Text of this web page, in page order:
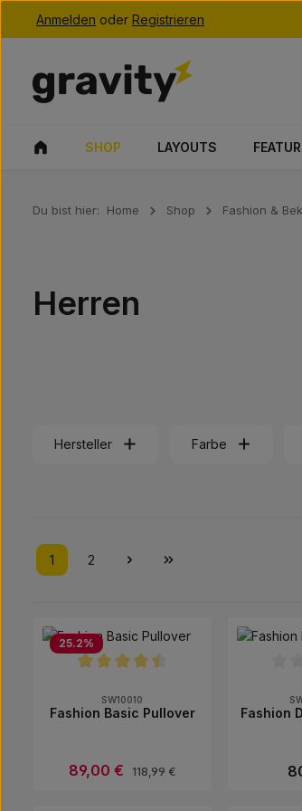
Hauptinhalt springen
Zur Suche springen
Zur Hauptnavigation springen
Anmelden oder Registrieren
SHOP LAYOUTS
Du bist hier: Home Shop Fashion &
Herren
Hersteller Farbe
Seite
1
Seite
2
25.2%
SW10010
Fashion Basic Pullover
Verkaufspreis:
89,00 € Regulärer Preis:
118,99 €
Fashion